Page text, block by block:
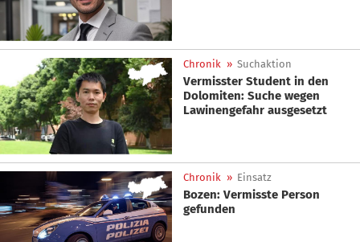
Chronik » Suchaktion
Vermisster Student in den
Dolomiten: Suche wegen
Lawinengefahr ausgesetzt
Chronik » Einsatz
Bozen: Vermisste Person
gefunden